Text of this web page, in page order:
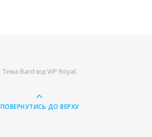
Тема Bard відWP Royal.
ПОВЕРНУТИСЬ ДО ВЕРХУ